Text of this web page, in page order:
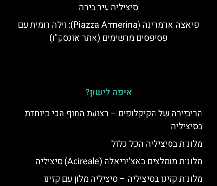
סיציליה עיר בירה
פיאצה ארמרינה (Piazza Armerina): וילה רומית עם
פסיפסים מרשימים (אתר אונסק"ו)
איפה לישון?
הריביירה של הקיקלופים – רצועת החוף הכי מיוחדת
בסיציליה
מלונות בסיציליה הכל כלול
מלונות מומלצים באצ'יריאלה (Acireale) סיציליה
מלונות קזינו בסיציליה – סיציליה מלון עם קזינו